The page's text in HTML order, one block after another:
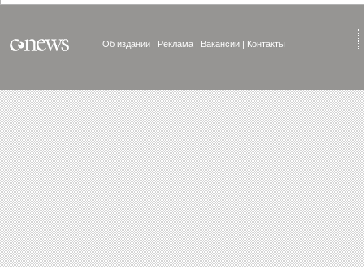
Об издании Реклама Вакансии Контакты